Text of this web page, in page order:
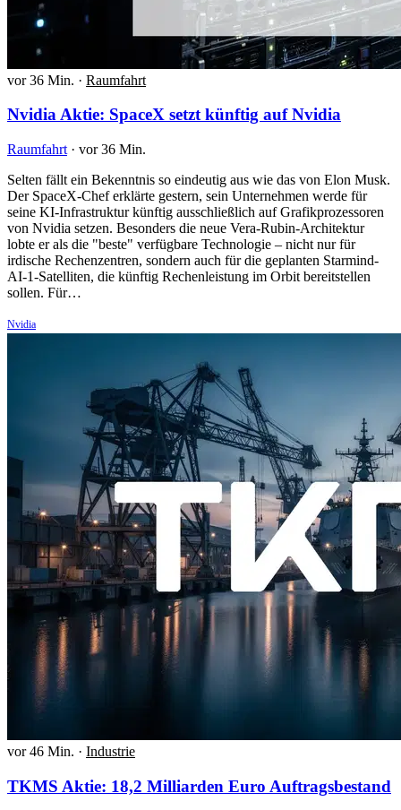
vor 36 Min. · Raumfahrt
Nvidia Aktie: SpaceX setzt künftig auf Nvidia
Raumfahrt · vor 36 Min.
Selten fällt ein Bekenntnis so eindeutig aus wie das von Elon Musk.
Der SpaceX-Chef erklärte gestern, sein Unternehmen werde für
seine KI-Infrastruktur künftig ausschließlich auf Grafikprozessoren
von Nvidia setzen. Besonders die neue Vera-Rubin-Architektur
lobte er als die "beste" verfügbare Technologie – nicht nur für
irdische Rechenzentren, sondern auch für die geplanten Starmind-
AI-1-Satelliten, die künftig Rechenleistung im Orbit bereitstellen
sollen. Für…
Nvidia
vor 46 Min. · Industrie
TKMS Aktie: 18,2 Milliarden Euro Auftragsbestand